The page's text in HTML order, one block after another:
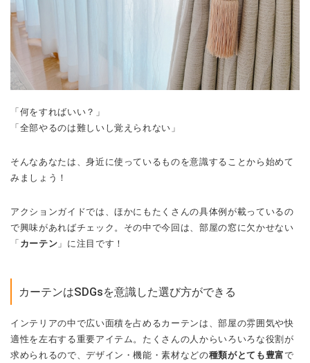
「何をすればいい？」
「全部やるのは難しいし覚えられない」
そんなあなたは、身近に使っているものを意識することから始めて
みましょう！
アクションガイドでは、ほかにもたくさんの具体例が載っているの
で興味があればチェック。その中で今回は、部屋の窓に欠かせない
「 カーテン 」に注目です！
カーテンはSDGsを意識した選び方ができる
インテリアの中で広い面積を占めるカーテンは、部屋の雰囲気や快
適性を左右する重要アイテム。たくさんの人からいろいろな役割が
求められるので、デザイン・機能・素材などの種類がとても豊富で